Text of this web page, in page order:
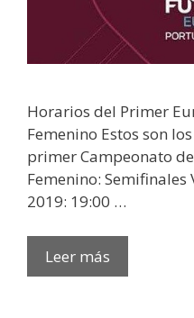
Horarios del Primer
Femenino Estos son
primer Campeonato
Femenino: Semifinales
2019: 19:00 …
Leer más